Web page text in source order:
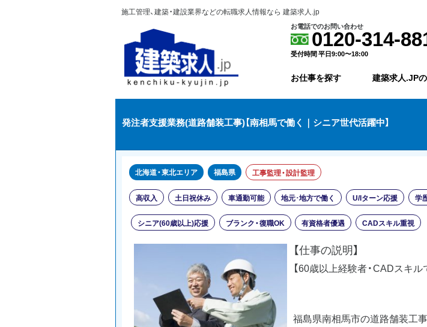
施工管理、建築・建設業界などの転職求人情報なら 建築求人.jp
お電話でのお問い合わせ
0120-314-
受付時間 平日9:00〜18:00
お仕事を探す 建築求人.JP
発注者支援業務(道路舗装工事)【南相馬で働く｜シニア世代活躍中】
北海道・東北エリア 福島県 工事監理・設計監理
高収入 土日祝休み 車通勤可能 地元･地方で働く U/Iターン応援 学
シニア(60歳以上)応援 ブランク・復職OK 有資格者優遇 CADスキル重視
【仕事の説明】
【60歳以上経験者・CADスキル
福島県南相馬市の道路舗装工